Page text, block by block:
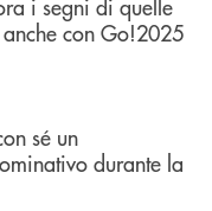
i segni di quelle
con Go!2025
sé un
durante la